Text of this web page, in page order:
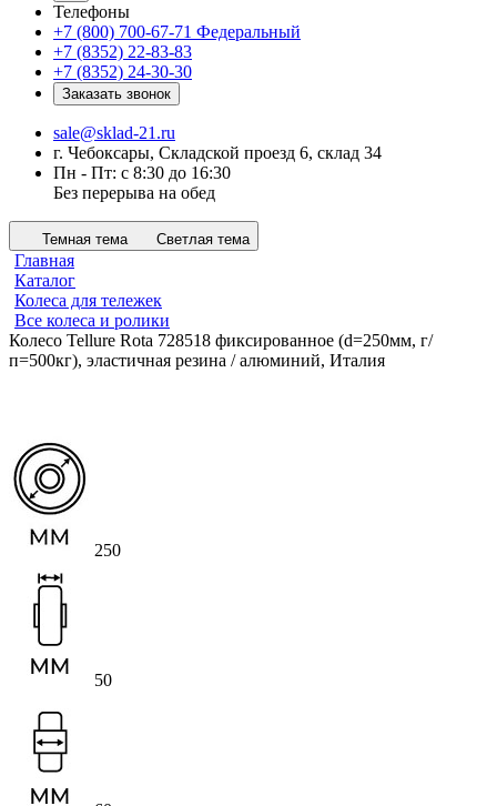
Телефоны
+7 (800) 700-67-71 Федеральный
+7 (8352) 22-83-83
+7 (8352) 24-30-30
Заказать звонок
sale@sklad-21.ru
г. Чебоксары, Складской проезд 6, склад 34
Пн - Пт: с 8:30 до 16:30
Без перерыва на обед
Темная тема Светлая тема
Главная
Каталог
Колеса для тележек
Все колеса и ролики
Колесо Tellure Rota 728518 фиксированное (d=250мм, г/
п=500кг), эластичная резина / алюминий, Италия
250
50